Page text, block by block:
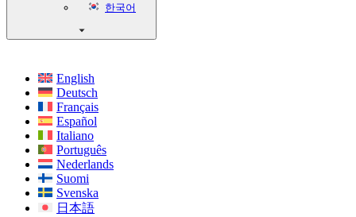
한국어
English
Deutsch
Français
Español
Italiano
Português
Nederlands
Suomi
Svenska
日本語